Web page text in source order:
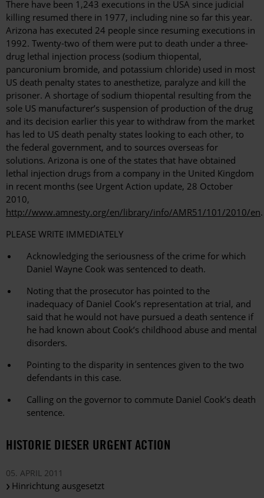
There have been 1,243 executions in the USA since judicial
killing resumed there in 1977, including nine so far this year.
Arizona has executed 24 people since resuming executions in
1992. Twenty-two of them were put to death under a three-
drug lethal injection process (sodium thiopental,
pancuronium bromide, and potassium chloride) used in most
US death penalty states to anesthetize, paralyze and kill the
prisoner. A shortage of sodium thiopental resulting from the
sole US manufacturer’s suspension of production of the drug
and its decision earlier this year to withdraw from the market
has led to US death penalty states looking to each other, to
the federal government, and to sources overseas for
solutions. Arizona is one of the states that have obtained
lethal injection drugs from a company in the United Kingdom
in recent months (see Urgent Action update, 28 October
2010,
http://www.amnesty.org/en/library/info/AMR51/101/2010/en.
PLEASE WRITE IMMEDIATELY
Acknowledging the seriousness of the crime for which
Daniel Wayne Cook was sentenced to death.
Noting that the prosecutor has pointed to the
inadequacy of Daniel Cook’s representation at trial, and
said that he would not have pursued a death sentence if
he had known about Cook’s childhood abuse and mental
disorders.
Pointing to the disparity in sentences given to the two
defendants in this case.
Calling on the governor to commute Daniel Cook’s death
sentence.
HISTORIE DIESER URGENT ACTION
05. APRIL 2011
Hinrichtung ausgesetzt